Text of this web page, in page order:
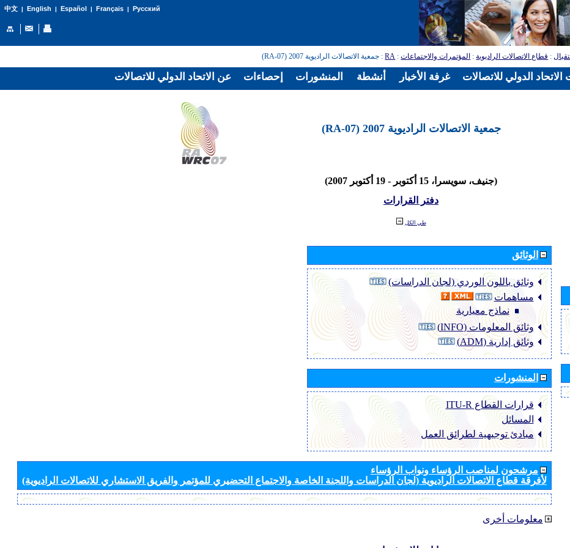
中文| English | Español | Français| Русский
: قطاع الاتصالات الراديوية: المؤتمرات والاجتماعات:
RA: جمعية الاتصالات الراديوية 2007 (RA-07)
جمعية الاتصالات الراديوية 2007 (RA-07)
(جنيف، سويسرا، 15 أكتوبر - 19 أكتوبر 2007)
دفتر القرارات
طي الكل
الوثائق
وثائق باللون الوردي (لجان الدراسات)
مساهمات
نماذج معيارية
وثائق المعلومات (INFO)
وثائق إدارية (ADM)
المنشورات
قرارات القطاع ‏ITU-R
المسائل
مبادئ توجيهية لطرائق العمل
مرشحون لمناصب الرؤساء ونواب الرؤساء
لأفرقة قطاع الاتصالات الراديوية (لجان الدراسات واللجنة الخاصة والاجتماع التحضيري للمؤتمر والفريق الاستشاري للاتصالات الراديوية)
معلومات أخرى
عن الاتحاد الدولي للاتصالات إحصاءات المنشورات أنشطة غرفة الأخبار الدولي للاتصالات